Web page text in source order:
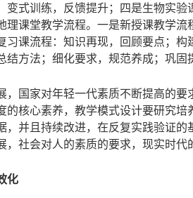
变式训练，反馈提升；四是生物实
理课堂教学流程。一是新授课教学
习课流程：知识再现，回顾要点；
结方法；细化要求，规范养成；巩
，国家对年轻一代素质不断提高的
的核心素养，教学模式设计要研究
，并且持续改进，在反复实践验证
，社会对人的素质的要求，现实时
化